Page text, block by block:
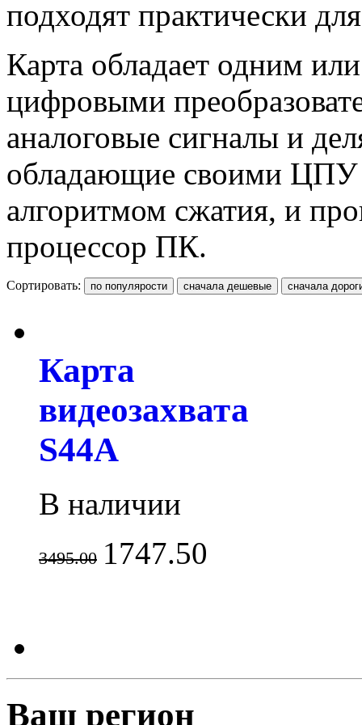
подходят практически
Карта обладает одним
цифровыми
аналоговые сигналы и
обладающие своими ЦПУ
алгоритмом сжатия, и
процессор ПК.
Сортировать:
Карта
видеозахвата
S44A
В наличии
3495.00 1747.50
Ваш регион